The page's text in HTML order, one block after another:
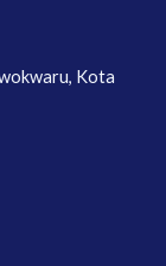
Kota